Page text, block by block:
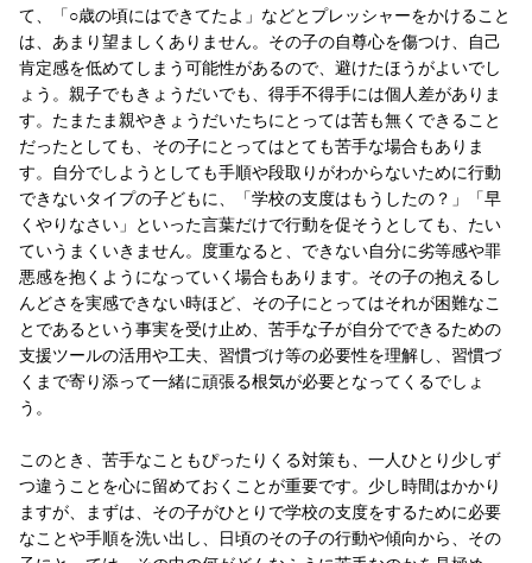
て、「○歳の頃にはできてたよ」などとプレッシャーをかけること
は、あまり望ましくありません。その子の自尊心を傷つけ、自己
肯定感を低めてしまう可能性があるので、避けたほうがよいでし
ょう。親子でもきょうだいでも、得手不得手には個人差がありま
す。たまたま親やきょうだいたちにとっては苦も無くできること
だったとしても、その子にとってはとても苦手な場合もありま
す。自分でしようとしても手順や段取りがわからないために行動
できないタイプの子どもに、「学校の支度はもうしたの？」「早
くやりなさい」といった言葉だけで行動を促そうとしても、たい
ていうまくいきません。度重なると、できない自分に劣等感や罪
悪感を抱くようになっていく場合もあります。その子の抱えるし
んどさを実感できない時ほど、その子にとってはそれが困難なこ
とであるという事実を受け止め、苦手な子が自分でできるための
支援ツールの活用や工夫、習慣づけ等の必要性を理解し、習慣づ
くまで寄り添って一緒に頑張る根気が必要となってくるでしょ
う。
このとき、苦手なこともぴったりくる対策も、一人ひとり少しず
つ違うことを心に留めておくことが重要です。少し時間はかかり
ますが、まずは、その子がひとりで学校の支度をするために必要
なことや手順を洗い出し、日頃のその子の行動や傾向から、その